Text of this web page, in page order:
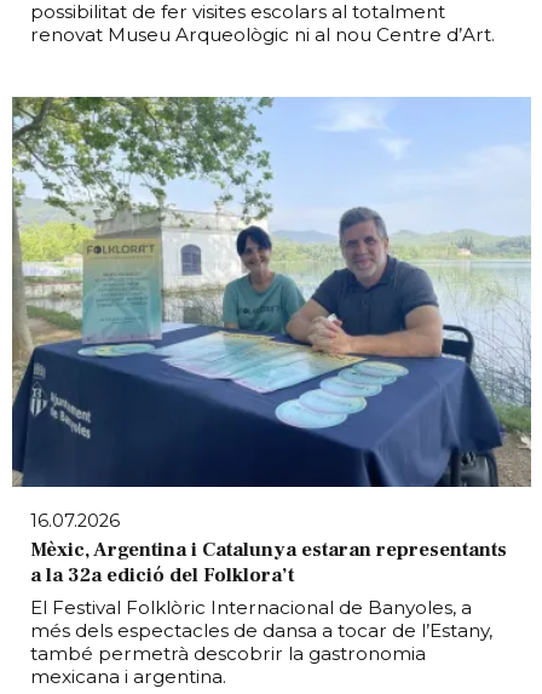
possibilitat de fer visites escolars al totalment
renovat Museu Arqueològic ni al nou Centre d’Art.
16.07.2026
Mèxic, Argentina i Catalunya estaran representants
a la 32a edició del Folklora’t
El Festival Folklòric Internacional de Banyoles, a
més dels espectacles de dansa a tocar de l’Estany,
també permetrà descobrir la gastronomia
mexicana i argentina.